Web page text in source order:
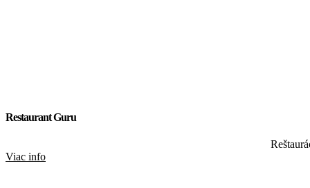
Restaurant Guru
Viac info